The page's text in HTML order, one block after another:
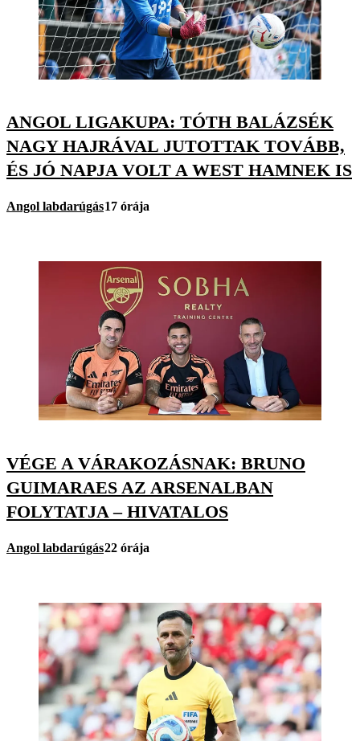
ANGOL LIGAKUPA: TÓTH BALÁZSÉK
NAGY HAJRÁVAL JUTOTTAK TOVÁBB,
ÉS JÓ NAPJA VOLT A WEST HAMNEK IS
Angol labdarúgás17 órája
VÉGE A VÁRAKOZÁSNAK: BRUNO
GUIMARAES AZ ARSENALBAN
FOLYTATJA – HIVATALOS
Angol labdarúgás22 órája